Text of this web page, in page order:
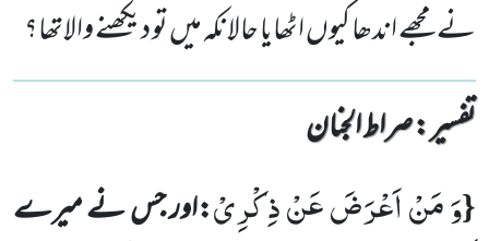
نے مجھے اندھا کیوں اٹھایا حالانکہ میں تو دیکھنے والاتھا؟
تفسیر : ‎صراط الجنان
{وَ مَنْ اَعْرَضَ عَنْ ذِكْرِیْ:اور جس نے میرے